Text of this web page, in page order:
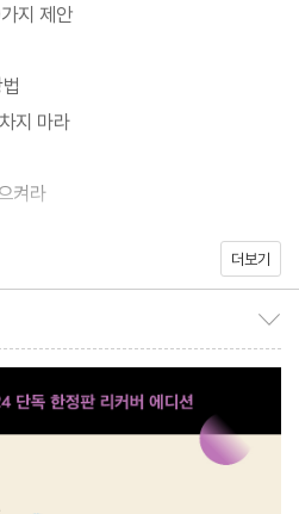
들로 복잡한 인간관계에 대한 우리
.
완역해 원전의 맛을 살렸다. 데일 카
떤 생각을 하며 이 책을 썼는지 이해
지 제안
지 마라
켜라
아하게 만드는 방법
더보기